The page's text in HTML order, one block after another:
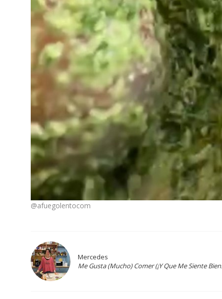
@afuegolentocom
Mercedes
Me Gusta (Mucho) Comer (¡Y Que Me Siente